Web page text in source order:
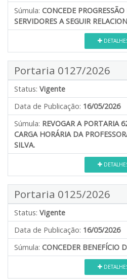
Súmula: CONCEDE
SERVIDORES A SEGUIR
Portaria 0127/2026
Status: Vigente
Data de Publicação: 16/05/2026
Súmula: REVOGAR A PORTARIA
CARGA HORÁRIA DA
SILVA.
Portaria 0125/2026
Status: Vigente
Data de Publicação: 16/05/2026
Súmula: CONCEDER BENEFÍCIO